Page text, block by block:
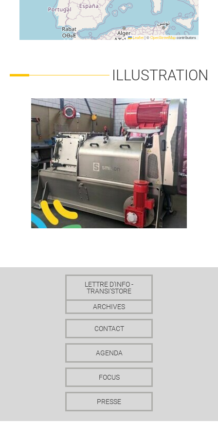
Leaflet |©OpenStreetMapcontributors
ILLUSTRATION
LETTRE D'INFO -
TRANSI'STORE
ARCHIVES
CONTACT
AGENDA
FOCUS
PRESSE